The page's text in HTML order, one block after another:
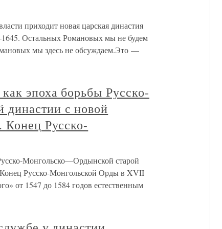
приходит новая царская династия
Остальных Романовых мы не будем
мы здесь не обсуждаем.Это —
эпоха борьбы Русско-
с новой
Конец Русско-
Монгольско—Ордынской старой
Русско-Монгольской Орды в XVII
от 1547 до 1584 годов естественным